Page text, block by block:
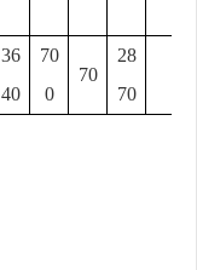
36
40
70
0
70
28
70